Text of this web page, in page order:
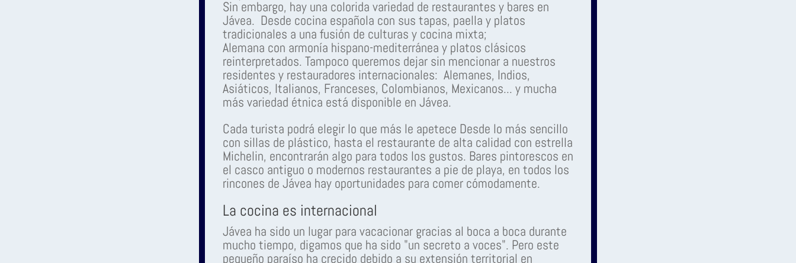
Sin embargo, hay una colorida variedad de restaurantes y bares en
Jávea. Desde cocina española con sus tapas, paella y platos
tradicionales a una fusión de culturas y cocina mixta;
Alemana con armonía hispano-mediterránea y platos clásicos
reinterpretados. Tampoco queremos dejar sin mencionar a nuestros
residentes y restauradores internacionales: Alemanes, Indios,
Asiáticos, Italianos, Franceses, Colombianos, Mexicanos... y mucha
más variedad étnica está disponible en Jávea.
Cada turista podrá elegir lo que más le apetece Desde lo más sencillo
con sillas de plástico, hasta el restaurante de alta calidad con estrella
Michelin, encontrarán algo para todos los gustos. Bares pintorescos en
el casco antiguo o modernos restaurantes a pie de playa, en todos los
rincones de Jávea hay oportunidades para comer cómodamente.
La cocina es internacional
Jávea ha sido un lugar para vacacionar gracias al boca a boca durante
mucho tiempo, digamos que ha sido "un secreto a voces". Pero este
pequeño paraíso ha crecido debido a su extensión territorial en